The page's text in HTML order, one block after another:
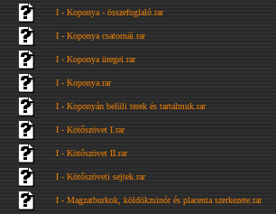
I - Koponya - összefoglaló.rar
I - Koponya csatornái.rar
I - Koponya üregei.rar
I - Koponya.rar
I - Koponyán belüli terek és tartalmuk.rar
I - Kötőszövet I.rar
I - Kötőszövet II.rar
I - Kötőszöveti sejtek.rar
I - Magzatburkok, köldökzsinór és placenta szerkezete.rar